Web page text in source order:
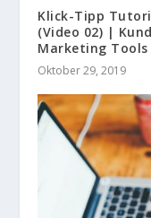
Klick-Tipp
(Video 02) |
Marketing Tools
Oktober 29, 2019